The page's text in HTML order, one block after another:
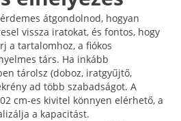
átgondolnod, hogyan
vissza iratokat, és fontos, hogy
a tartalomhoz, a fiókos
társ. Ha inkább
tárolsz (doboz, iratgyűjtő,
ad több szabadságot. A
cm-es kivitel könnyen elérhető, a
a kapacitást.